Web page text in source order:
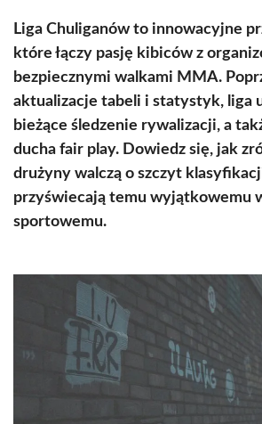
Liga Chuliganów to innowacyjne
które łączy pasję kibiców z
bezpiecznymi walkami MMA.
aktualizacje tabeli i statystyk, liga
bieżące śledzenie rywalizacji, a
ducha fair play. Dowiedz się, jak
drużyny walczą o szczyt
przyświecają temu wyjątkowemu
sportowemu.